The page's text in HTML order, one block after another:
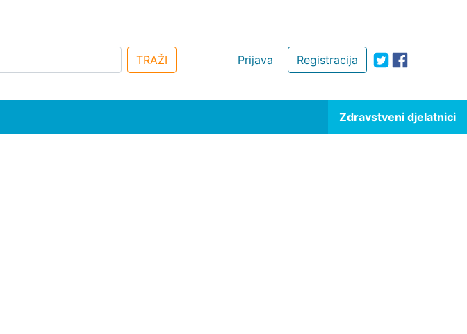
Registracija
Prijava
TRAŽI
Zdravstveni djelatnici